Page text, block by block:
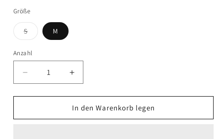
Größe
SVariante
ausverkauft
nicht
verfügbar
M
Anzahl
Anzahl
Verringere
die
Menge
Sessùn
Erhöhe
die
Menge
für
Sessùn
In den Warenkorb legen